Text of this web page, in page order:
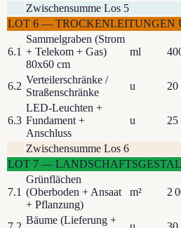
Zwischensumme Los 5
LOT 6 — TROCKENLEITUNGEN
6.1
Sammelgraben (Strom
+ Telekom + Gas)
80x60 cm
ml
6.2
Verteilerschränke /
Straßenschränke
u 20
6.3
LED-Leuchten +
Fundament +
Anschluss
u 25
Zwischensumme Los 6
LOT 7 —
7.1
Grünflächen
(Oberboden + Ansaat
+ Pflanzung)
m² 2
Bäume (Lieferung +